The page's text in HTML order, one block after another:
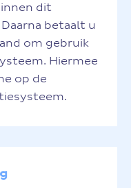
dit
betaalt u
om gebruik
Hiermee
op de